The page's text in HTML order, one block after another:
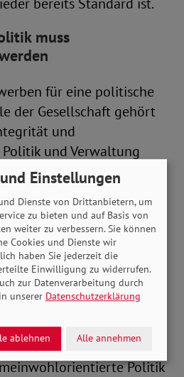
muss
für eine politische
der Gesellschaft gehört
und
und Verwaltung
Nach dem
von
Einflussnahme der
Aserbaidschans hatte
Monaten
Lobbyregister und
beschlossen.
reichen nicht aus, um
zu verhindern und das
Politik
Einstellungen
Dienste von Drittanbietern, um
zu bieten und auf Basis von
weiter zu verbessern. Sie können
Cookies und Dienste wir
haben Sie jederzeit die
Einwilligung zu widerrufen.
zur Datenverarbeitung durch
unserer Datenschutzerklärung
ablehnen Alle annehmen